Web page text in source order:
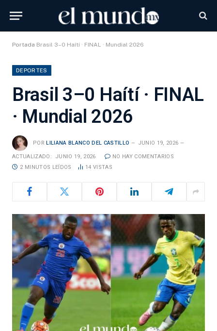
Portada Brasil 3–0 Haítí · FINAL · Mundial 2026
DEPORTES
Brasil 3–0 Haítí · FINAL
· Mundial 2026
POR LILIANA BLANCO DEL CASTILLO JUNIO 19, 2026
ACTUALIZADO: JUNIO 19, 2026
NO HAY COMENTARIOS
2 MINUTOS LEÍDOS
14 VISTAS